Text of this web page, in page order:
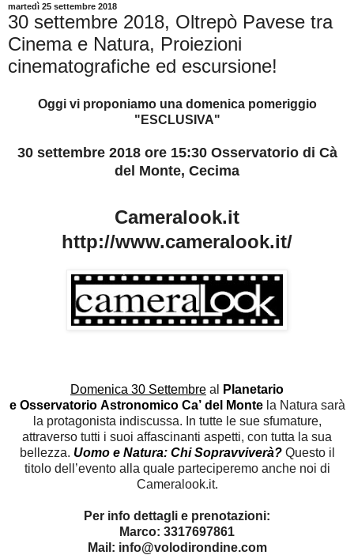
martedì 25 settembre 2018
30 settembre 2018, Oltrepò Pavese tra
Cinema e Natura, Proiezioni
cinematografiche ed escursione!
Oggi vi proponiamo una domenica pomeriggio
"ESCLUSIVA"
30 settembre 2018 ore 15:30 Osservatorio di Cà
del Monte, Cecima
Cameralook.it
http://www.cameralook.it/
Domenica 30 Settembre al
Planetario
e Osservatorio Astronomico Ca’ del Montela Natura sarà
la protagonista indiscussa. In tutte le sue sfumature,
attraverso tutti i suoi affascinanti aspetti, con tutta la sua
bellezza. Uomo e Natura: Chi Sopravviverà?Questo il
titolo dell’evento alla quale parteciperemo anche noi di
Cameralook.it.
Per info dettagli e prenotazioni:
Marco: 3317697861
Mail: info@volodirondine.com